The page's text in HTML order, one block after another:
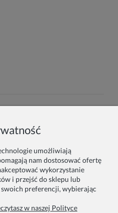
umożliwiają
nam dostosować ofertę
wykorzystanie
i przejść do sklepu lub
preferencji, wybierając
w naszej Polityce